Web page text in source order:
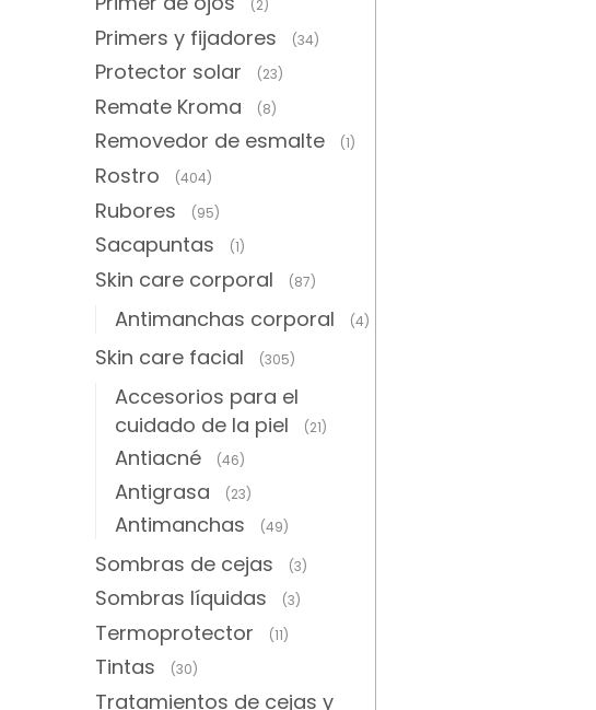
(2)
Primers y fijadores (34)
Protector solar (23)
Remate Kroma (8)
Removedor de esmalte (1)
Rostro (404)
Rubores (95)
Sacapuntas (1)
Skin care corporal (87)
Antimanchas corporal (4)
Skin care facial (305)
Accesorios para el
cuidado de la piel
(21)
Antiacné (46)
Antigrasa (23)
Antimanchas (49)
Sombras de cejas (3)
Sombras líquidas (3)
Termoprotector (11)
Tintas (30)
Tratamientos de cejas y